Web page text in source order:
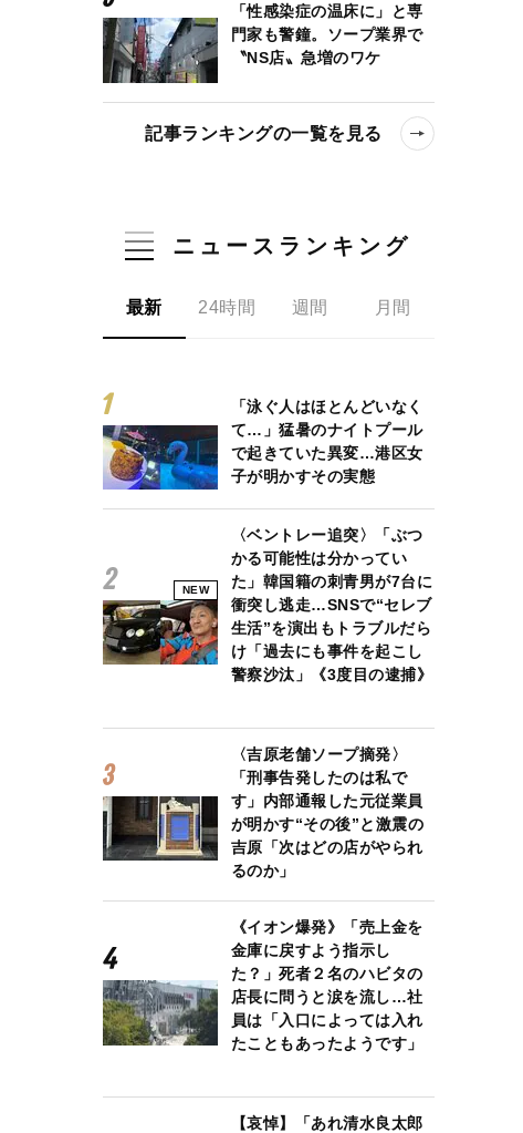
「性感染症の温床に」と専
門家も警鐘。ソープ業界で
〝NS店〟急増のワケ
記事ランキングの一覧を見る
ニュースランキング
最新 24時間 週間 月間
「泳ぐ人はほとんどいなく
て…」猛暑のナイトプール
で起きていた異変…港区女
子が明かすその実態
NEW
〈ベントレー追突〉「ぶつ
かる可能性は分かってい
た」韓国籍の刺青男が7台に
衝突し逃走…SNSで“セレブ
生活”を演出もトラブルだら
け「過去にも事件を起こし
警察沙汰」《3度目の逮捕》
〈吉原老舗ソープ摘発〉
「刑事告発したのは私で
す」内部通報した元従業員
が明かす“その後”と激震の
吉原「次はどの店がやられ
るのか」
《イオン爆発》「売上金を
金庫に戻すよう指示し
た？」死者２名のハビタの
店長に問うと涙を流し…社
員は「入口によっては入れ
たこともあったようです」
【哀悼】「あれ清水良太郎